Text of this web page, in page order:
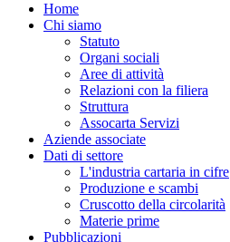
Home
Chi siamo
Statuto
Organi sociali
Aree di attività
Relazioni con la filiera
Struttura
Assocarta Servizi
Aziende associate
Dati di settore
L'industria cartaria in cifre
Produzione e scambi
Cruscotto della circolarità
Materie prime
Pubblicazioni